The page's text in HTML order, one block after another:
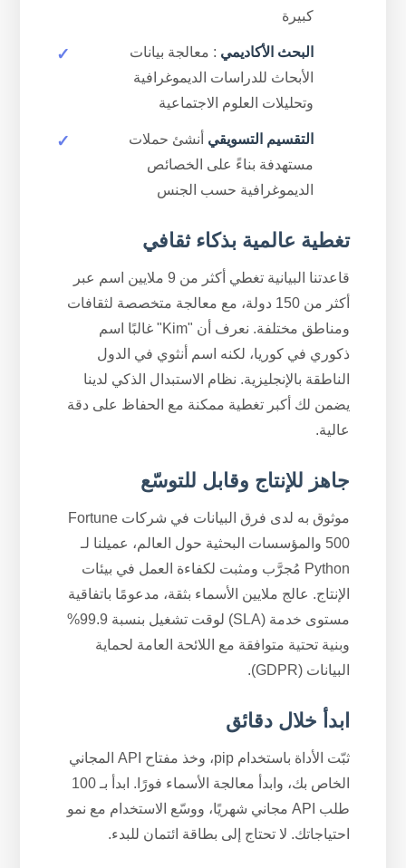
كبيرة
البحث الأكاديمي : معالجة بيانات
الأبحاث للدراسات الديموغرافية
وتحليلات العلوم الاجتماعية
التقسيم التسويقي أنشئ حملات
مستهدفة بناءً على الخصائص
الديموغرافية حسب الجنس
تغطية عالمية بذكاء ثقافي
قاعدتنا البيانية تغطي أكثر من 9 ملايين اسم عبر
أكثر من 150 دولة، مع معالجة متخصصة لثقافات
ومناطق مختلفة. نعرف أن "Kim" غالبًا اسم
ذكوري في كوريا، لكنه اسم أنثوي في الدول
الناطقة بالإنجليزية. نظام الاستبدال الذكي لدينا
يضمن لك أكبر تغطية ممكنة مع الحفاظ على دقة
عالية.
جاهز للإنتاج وقابل للتوسّع
موثوق به لدى فرق البيانات في شركات Fortune
500 والمؤسسات البحثية حول العالم، عميلنا لـ
Python مُجرَّب ومثبت لكفاءة العمل في بيئات
الإنتاج. عالج ملايين الأسماء بثقة، مدعومًا باتفاقية
مستوى خدمة (SLA) لوقت تشغيل بنسبة 99.9%
وبنية تحتية متوافقة مع اللائحة العامة لحماية
البيانات (GDPR).
ابدأ خلال دقائق
ثبّت الأداة باستخدام pip، وخذ مفتاح API المجاني
الخاص بك، وابدأ معالجة الأسماء فورًا. ابدأ بـ 100
طلب API مجاني شهريًا، ووسّع الاستخدام مع نمو
احتياجاتك. لا تحتاج إلى بطاقة ائتمان للبدء.